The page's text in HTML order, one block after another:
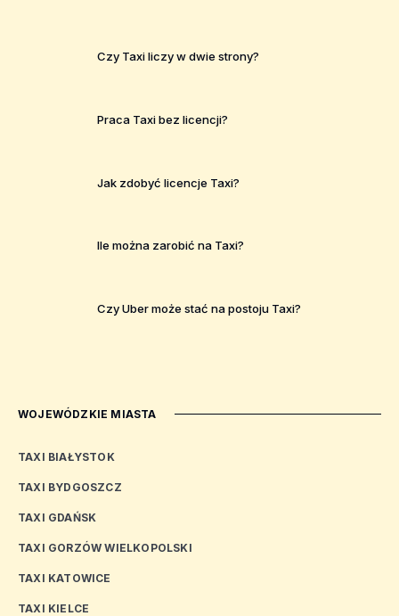
Czy Taxi liczy w dwie strony?
Praca Taxi bez licencji?
Jak zdobyć licencje Taxi?
Ile można zarobić na Taxi?
Czy Uber może stać na postoju Taxi?
WOJEWÓDZKIE MIASTA
TAXI BIAŁYSTOK
TAXI BYDGOSZCZ
TAXI GDAŃSK
TAXI GORZÓW WIELKOPOLSKI
TAXI KATOWICE
TAXI KIELCE